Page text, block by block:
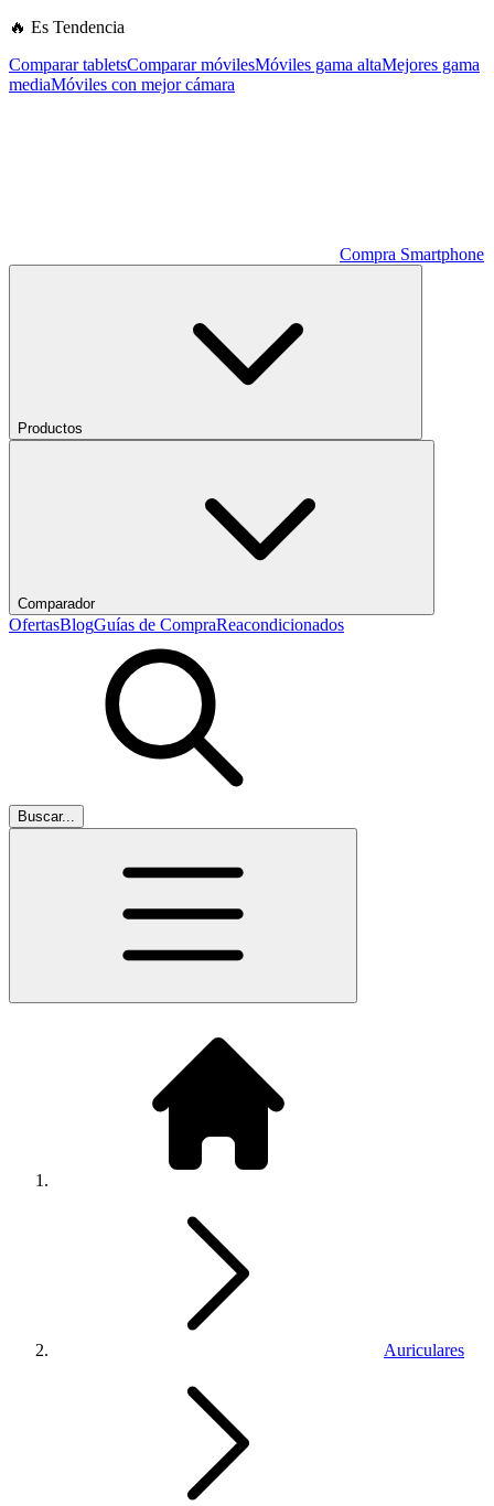
🔥 Es Tendencia
Comparar tabletsComparar móvilesMóviles gama altaMejores gama
mediaMóviles con mejor cámara
Compra Smartphone
Productos
Comparador
OfertasBlogGuías de CompraReacondicionados
Buscar...
Auriculares